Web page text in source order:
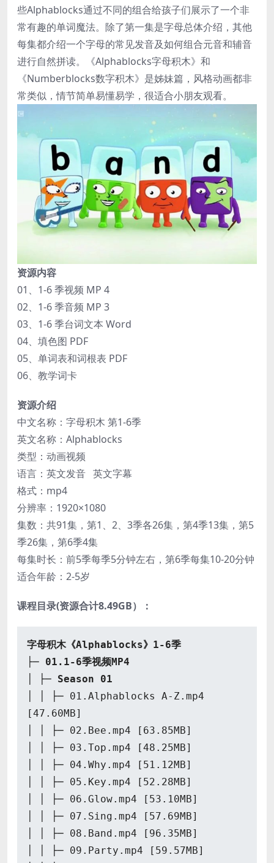
些Alphablocks通过不同的组合给孩子们展示了一个非
常有趣的单词魔法。除了第一集是字母总体介绍，其他
每集都介绍一个字母的常见发音及如何组合元音和辅音
进行自然拼读。《Alphablocks字母积木》和
《Numberblocks数字积木》是姊妹篇，风格动画都非
常类似，情节简单易懂易学，很适合小朋友观看。
资源内容
01、1-6 季视频 MP 4
02、1-6 季音频 MP 3
03、1-6 季台词文本 Word
04、填色图 PDF
05、单词表和词根表 PDF
06、教学词卡
资源介绍
中文名称：字母积木 第1-6季
英文名称：Alphablocks
类型：动画视频
语言：英文发音 英文字幕
格式：mp4
分辨率：1920×1080
集数：共91集，第1、2、3季各26集，第4季13集，第5
季26集，第6季4集
每集时长：前5季每季5分钟左右，第6季每集10-20分钟
适合年龄：2-5岁
课程目录(资源合计8.49GB）：
字母积木《Alphablocks》1-6季
├─ 01.1-6季视频MP4
│ ├─ Season 01
│ │ ├─ 01.Alphablocks A-Z.mp4
[47.60MB]
│ │ ├─ 02.Bee.mp4 [63.85MB]
│ │ ├─ 03.Top.mp4 [48.25MB]
│ │ ├─ 04.Why.mp4 [51.12MB]
│ │ ├─ 05.Key.mp4 [52.28MB]
│ │ ├─ 06.Glow.mp4 [53.10MB]
│ │ ├─ 07.Sing.mp4 [57.69MB]
│ │ ├─ 08.Band.mp4 [96.35MB]
│ │ ├─ 09.Party.mp4 [59.57MB]